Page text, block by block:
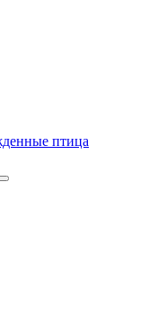
птица